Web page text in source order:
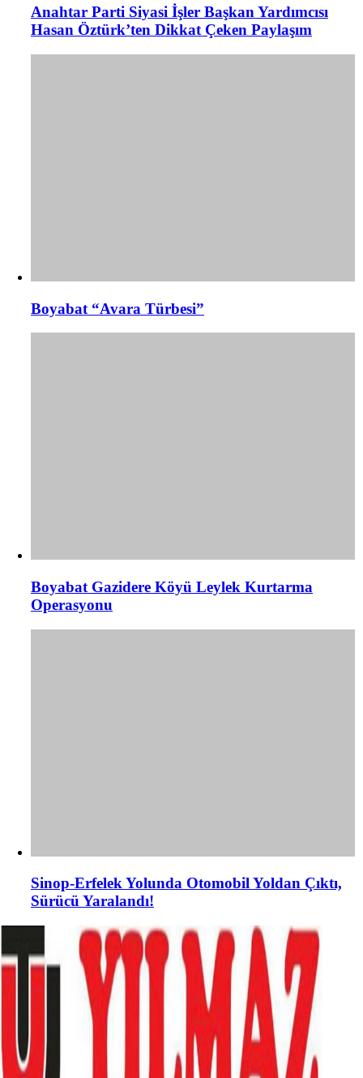
Anahtar Parti Siyasi İşler Başkan Yardımcısı
Hasan Öztürk’ten Dikkat Çeken Paylaşım
Boyabat “Avara Türbesi”
Boyabat Gazidere Köyü Leylek Kurtarma
Operasyonu
Sinop-Erfelek Yolunda Otomobil Yoldan Çıktı,
Sürücü Yaralandı!